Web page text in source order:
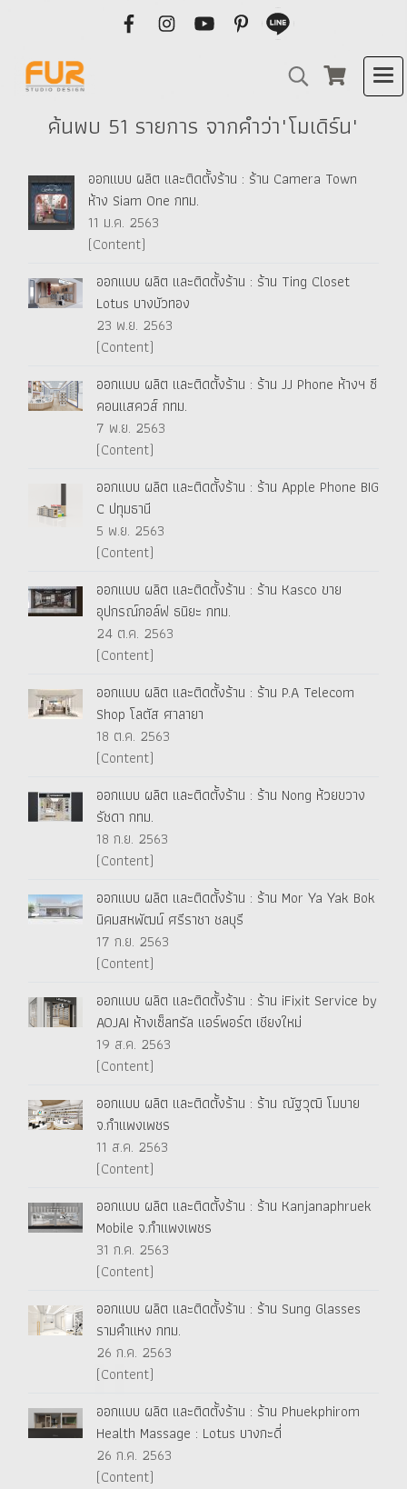
ค้นพบ 51 รายการ จากคำว่า"โมเดิร์น"
ออกแบบ ผลิต และติดตั้งร้าน : ร้าน Camera Town
ห้าง Siam One กทม.
11 ม.ค. 2563
(Content)
ออกแบบ ผลิต และติดตั้งร้าน : ร้าน Ting Closet
Lotus บางบัวทอง
23 พ.ย. 2563
(Content)
ออกแบบ ผลิต และติดตั้งร้าน : ร้าน JJ Phone ห้างฯ ซี
คอนแสควส์ กทม.
7 พ.ย. 2563
(Content)
ออกแบบ ผลิต และติดตั้งร้าน : ร้าน Apple Phone BIG
C ปทุมธานี
5 พ.ย. 2563
(Content)
ออกแบบ ผลิต และติดตั้งร้าน : ร้าน Kasco ขาย
อุปกรณ์กอล์ฟ ธนิยะ กทม.
24 ต.ค. 2563
(Content)
ออกแบบ ผลิต และติดตั้งร้าน : ร้าน P.A Telecom
Shop โลตัส ศาลายา
18 ต.ค. 2563
(Content)
ออกแบบ ผลิต และติดตั้งร้าน : ร้าน Nong ห้วยขวาง
รัชดา กทม.
18 ก.ย. 2563
(Content)
ออกแบบ ผลิต และติดตั้งร้าน : ร้าน Mor Ya Yak Bok
นิคมสหพัฒน์ ศรีราชา ชลบุรี
17 ก.ย. 2563
(Content)
ออกแบบ ผลิต และติดตั้งร้าน : ร้าน iFixit Service by
AOJAI ห้างเซ็ลทรัล แอร์พอร์ต เชียงใหม่
19 ส.ค. 2563
(Content)
ออกแบบ ผลิต และติดตั้งร้าน : ร้าน ณัฐวุฒิ โมบาย
จ.กำแพงเพชร
11 ส.ค. 2563
(Content)
ออกแบบ ผลิต และติดตั้งร้าน : ร้าน Kanjanaphruek
Mobile จ.กำแพงเพชร
31 ก.ค. 2563
(Content)
ออกแบบ ผลิต และติดตั้งร้าน : ร้าน Sung Glasses
รามคำแหง กทม.
26 ก.ค. 2563
(Content)
ออกแบบ ผลิต และติดตั้งร้าน : ร้าน Phuekphirom
Health Massage : Lotus บางกะดี่
26 ก.ค. 2563
(Content)